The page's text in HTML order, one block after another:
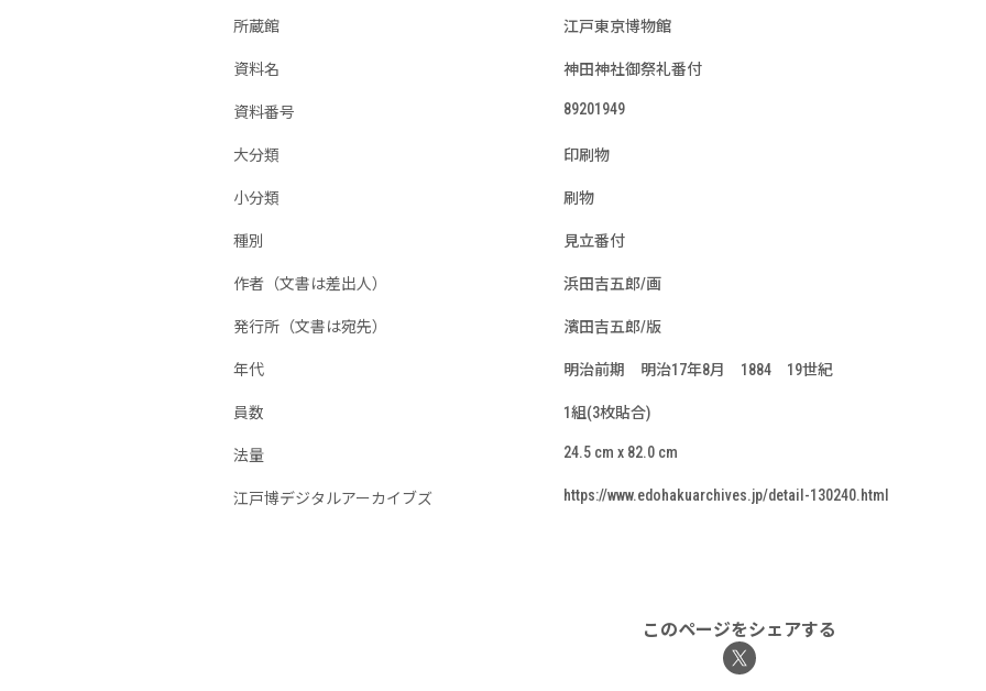
所蔵館 江戸東京博物館
資料名 神田神社御祭礼番付
資料番号 89201949
大分類 印刷物
小分類 刷物
種別 見立番付
作者（文書は差出人） 浜田吉五郎/画
発行所（文書は宛先） 濱田吉五郎/版
年代 明治前期 明治17年8月 1884 19世紀
員数 1組(3枚貼合)
法量 24.5 cm x 82.0 cm
江戸博デジタルアーカイブズ https://www.edohakuarchives.jp/detail-130240.html
このページをシェアする